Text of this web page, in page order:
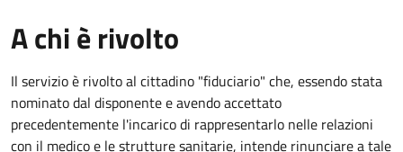
A chi è rivolto
Il servizio è rivolto al cittadino "fiduciario" che, essendo stata
nominato dal disponente e avendo accettato
precedentemente l'incarico di rappresentarlo nelle relazioni
con il medico e le strutture sanitarie, intende rinunciare a tale